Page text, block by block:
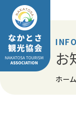
Skip
content
INFO
お
ホーム